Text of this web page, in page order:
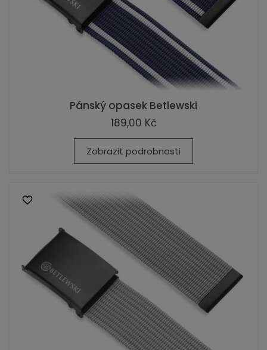
Pánský opasek Betlewski
189,00 Kč
Zobrazit podrobnosti